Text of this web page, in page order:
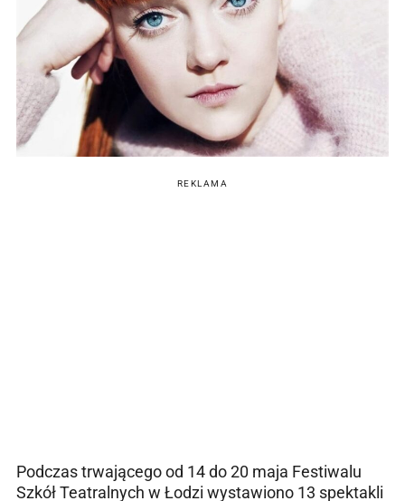
REKLAMA
Podczas trwającego od 14 do 20 maja Festiwalu
Szkół Teatralnych w Łodzi wystawiono 13 spektakli